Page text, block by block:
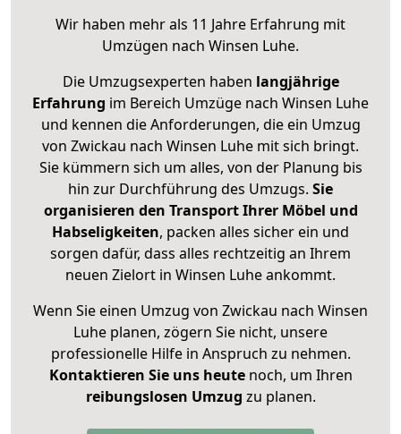
Wir haben mehr als 11 Jahre Erfahrung mit
Umzügen nach Winsen Luhe.
Die Umzugsexperten haben langjährige
Erfahrung im Bereich Umzüge nach Winsen Luhe
und kennen die Anforderungen, die ein Umzug
von Zwickau nach Winsen Luhe mit sich bringt.
Sie kümmern sich um alles, von der Planung bis
hin zur Durchführung des Umzugs. Sie
organisieren den Transport Ihrer Möbel und
Habseligkeiten, packen alles sicher ein und
sorgen dafür, dass alles rechtzeitig an Ihrem
neuen Zielort in Winsen Luhe ankommt.
Wenn Sie einen Umzug von Zwickau nach Winsen
Luhe planen, zögern Sie nicht, unsere
professionelle Hilfe in Anspruch zu nehmen.
Kontaktieren Sie uns heutenoch, um Ihren
reibungslosen Umzug zu planen.